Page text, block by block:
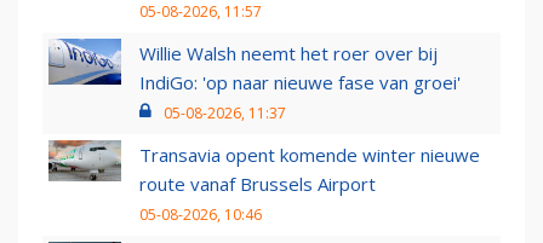
05-08-2026, 11:57
Willie Walsh neemt het roer over bij
IndiGo: 'op naar nieuwe fase van groei'
05-08-2026, 11:37
Transavia opent komende winter nieuwe
route vanaf Brussels Airport
05-08-2026, 10:46